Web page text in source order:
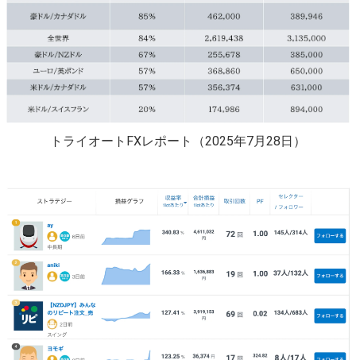
トライオートFXレポート（2025年7月28日）